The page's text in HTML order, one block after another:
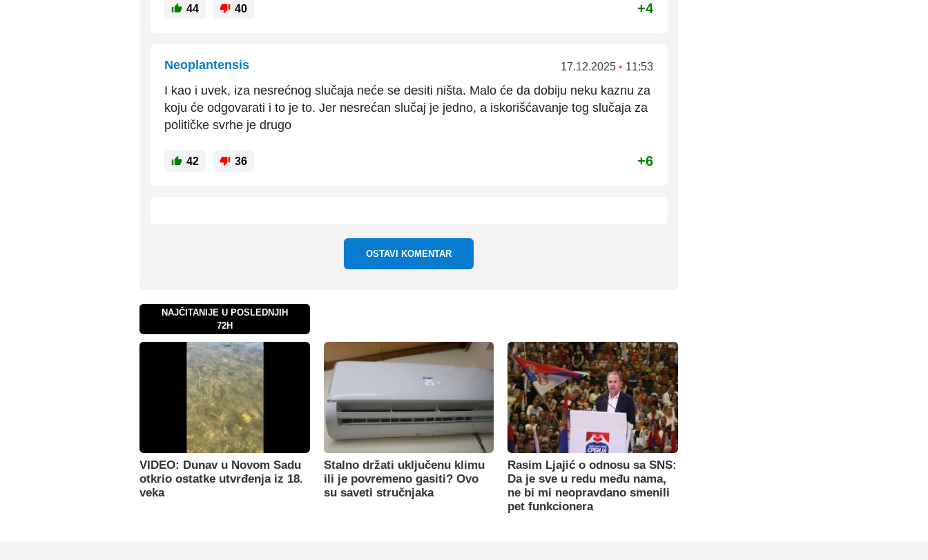
44 40 +4
Neoplantensis 17.12.2025 • 11:53
I kao i uvek, iza nesrećnog slučaja neće se desiti ništa. Malo će da dobiju neku kaznu za
koju će odgovarati i to je to. Jer nesrećan slučaj je jedno, a iskorišćavanje tog slučaja za
političke svrhe je drugo
42 36 +6
OSTAVI KOMENTAR
NAJČITANIJE U POSLEDNJIH
72H
VIDEO: Dunav u Novom Sadu
otkrio ostatke utvrđenja iz 18.
veka
Stalno držati uključenu klimu
ili je povremeno gasiti? Ovo
su saveti stručnjaka
Rasim Ljajić o odnosu sa SNS:
Da je sve u redu među nama,
ne bi mi neopravdano smenili
pet funkcionera